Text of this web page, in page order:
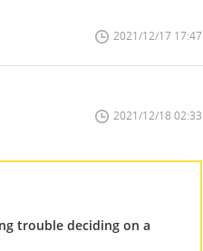
2021/12/17 17:47
2021/12/18 02:33
trouble deciding on a